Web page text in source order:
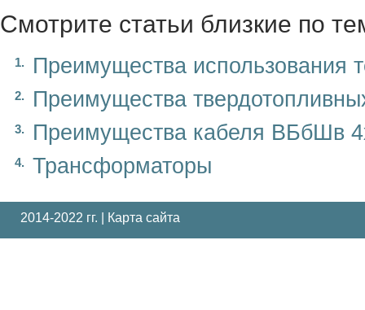
Смотрите статьи близкие по
Преимущества использования
Преимущества
Преимущества кабеля ВБбШв
Трансформаторы
2014-2022 гг. | Карта сайта